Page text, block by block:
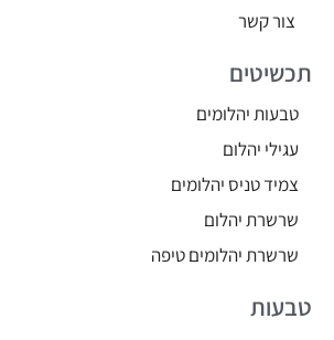
צור קשר
תכשיטים
טבעות יהלומים
עגילי יהלום
צמיד טניס יהלומים
שרשרת יהלום
שרשרת יהלומים טיפה
טבעות